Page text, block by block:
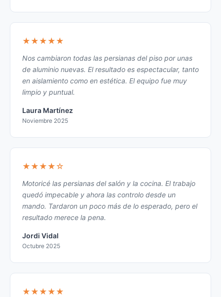
★★★★★
Nos cambiaron todas las persianas del piso por unas
de aluminio nuevas. El resultado es espectacular, tanto
en aislamiento como en estética. El equipo fue muy
limpio y puntual.
Laura Martínez
Noviembre 2025
★★★★☆
Motoricé las persianas del salón y la cocina. El trabajo
quedó impecable y ahora las controlo desde un
mando. Tardaron un poco más de lo esperado, pero el
resultado merece la pena.
Jordi Vidal
Octubre 2025
★★★★★